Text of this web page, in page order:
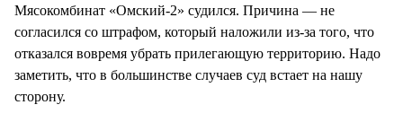
Мясокомбинат «Омский-2» судился. Причина — не
согласился со штрафом, который наложили из-за того, что
отказался вовремя убрать прилегающую территорию. Надо
заметить, что в большинстве случаев суд встает на нашу
сторону.